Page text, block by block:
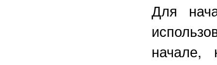
Для
начале,